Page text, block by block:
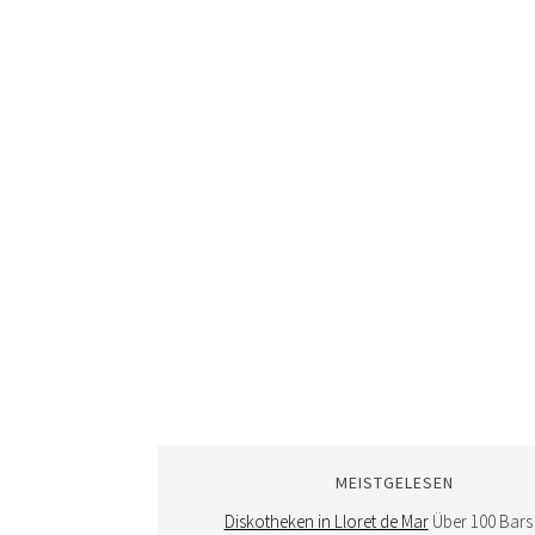
MEISTGELESEN
Diskotheken in Lloret de Mar Über 100